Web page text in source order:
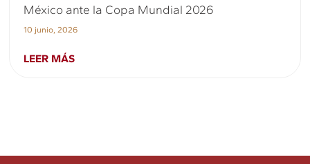
México ante la Copa Mundial 2026
10 junio, 2026
LEER MÁS